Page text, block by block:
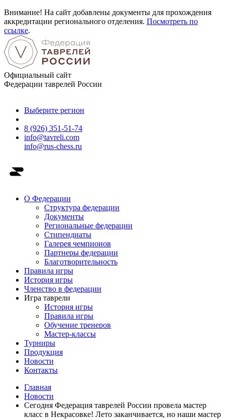
Внимание! На сайт добавлены документы для прохождения
аккредитации регионального отделения. Посмотреть по
ссылке.
Официальный сайт
Федерации таврелей России
Выберите регион
8 (926) 351-51-74
info@tavreli.com
info@rus-chess.ru
О Федерации
Структура федерации
Документы
Региональные федерации
Стипендиаты
Галерея чемпионов
Партнеры федерации
Благотворительность
Правила игры
История игры
Членство в федерации
Игра таврели
История игры
Правила игры
Обучение тренеров
Мастер-классы
Турниры
Продукция
Новости
Контакты
Главная
Новости
Сегодня Федерация таврелей России провела мастер
класс в Некрасовке! Лето заканчивается, но наши мастер